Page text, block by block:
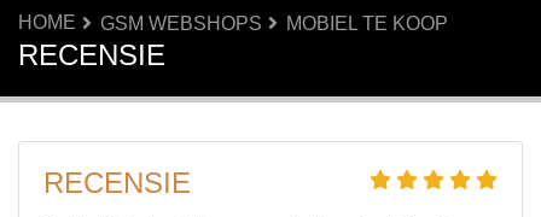
HOME GSM WEBSHOPS MOBIEL TE KOOP
RECENSIE
RECENSIE